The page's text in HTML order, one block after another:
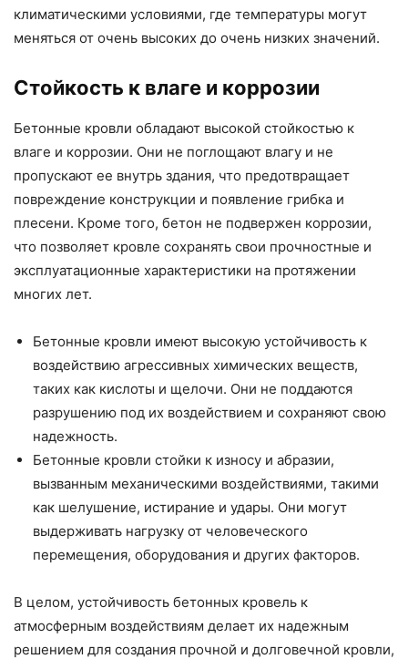
климатическими условиями, где температуры могут
меняться от очень высоких до очень низких значений.
Стойкость к влаге и коррозии
Бетонные кровли обладают высокой стойкостью к
влаге и коррозии. Они не поглощают влагу и не
пропускают ее внутрь здания, что предотвращает
повреждение конструкции и появление грибка и
плесени. Кроме того, бетон не подвержен коррозии,
что позволяет кровле сохранять свои прочностные и
эксплуатационные характеристики на протяжении
многих лет.
Бетонные кровли имеют высокую устойчивость к
воздействию агрессивных химических веществ,
таких как кислоты и щелочи. Они не поддаются
разрушению под их воздействием и сохраняют свою
надежность.
Бетонные кровли стойки к износу и абразии,
вызванным механическими воздействиями, такими
как шелушение, истирание и удары. Они могут
выдерживать нагрузку от человеческого
перемещения, оборудования и других факторов.
В целом, устойчивость бетонных кровель к
атмосферным воздействиям делает их надежным
решением для создания прочной и долговечной кровли,